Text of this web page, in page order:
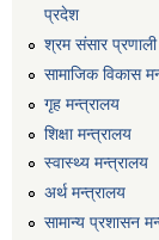
प्रदेश
श्रम संसार प्रणाली
सामाजिक विकास
गृह मन्त्रालय
शिक्षा मन्त्रालय
स्वास्थ्य मन्त्रालय
अर्थ मन्त्रालय
सामान्य प्रशासन